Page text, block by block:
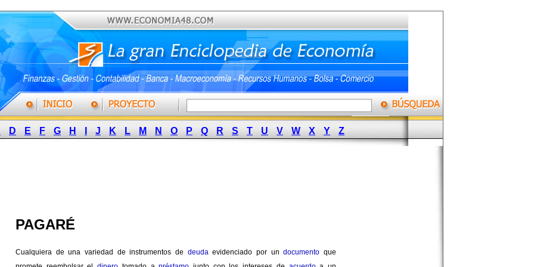
D E F G H J K L M N O P Q R S T U V W X Y Z
PAGARÉ
Cualquiera de una variedad de instrumentos de deudaevidenciado por undocumento que